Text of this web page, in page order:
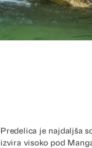
Predelica je najdaljša
izvira visoko pod